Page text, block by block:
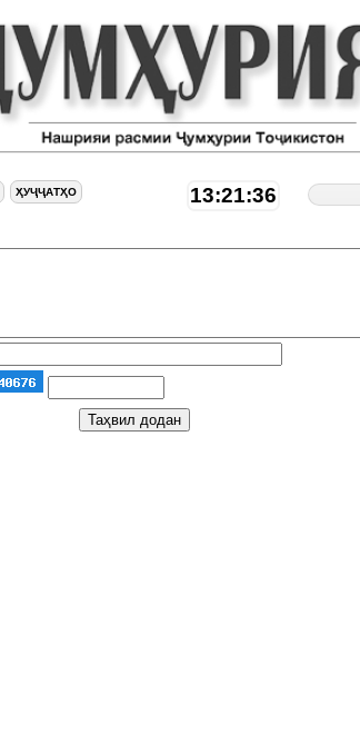
ҲУҶҶАТҲО 13:21:37